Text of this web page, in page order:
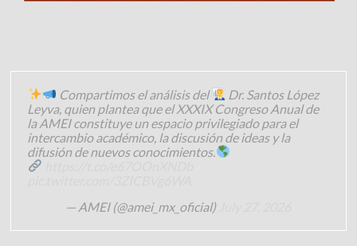
Compartimos el análisis del
Dr. Santos López
Leyva, quien plantea que el XXXIX Congreso Anual de
la AMEI constituye un espacio privilegiado para el
intercambio académico, la discusión de ideas y la
difusión de nuevos conocimientos.
— AMEI (@amei_mx_oficial)